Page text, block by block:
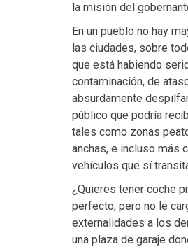
la misión del
En un pueblo no hay
las ciudades, sobre
que está habiendo
contaminación, de
absurdamente
público que podría
tales como zonas
anchas, e incluso más
vehículos que sí
¿Quieres tener coche
perfecto, pero no le
externalidades a los
una plaza de garaje